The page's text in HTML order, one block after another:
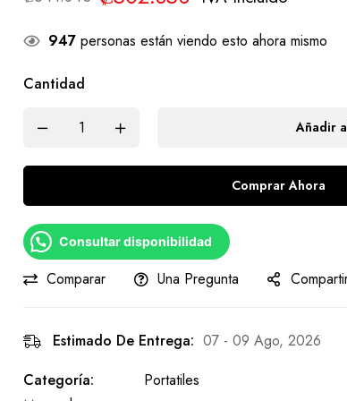
947 personas están viendo esto ahora mismo
Cantidad
Añadir
Comprar Ahora
Consultar disponibilidad
Comparar Una Pregunta
Estimado De Entrega: 07 - 09 Ago, 2026
Categoría:
Portatiles